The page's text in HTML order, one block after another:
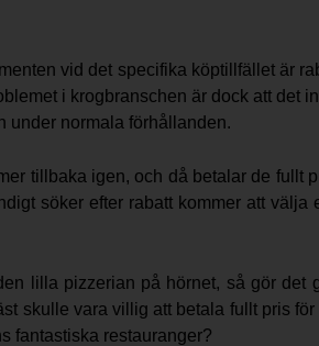
vid det specifika köptillfället är
i krogbranschen är dock att det
under normala förhållanden.
tillbaka igen, och då betalar de fullt
söker efter rabatt kommer att välja
lilla pizzerian på hörnet, så gör det
skulle vara villig att betala fullt pris
fantastiska restauranger?